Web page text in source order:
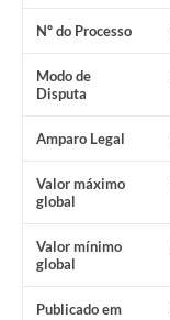
Nº do Processo
Modo de
Disputa
Amparo Legal
Valor máximo
global
Valor mínimo
global
Publicado em